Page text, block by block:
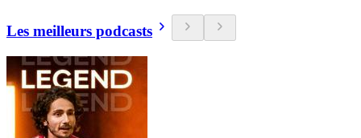
Les meilleurs podcasts